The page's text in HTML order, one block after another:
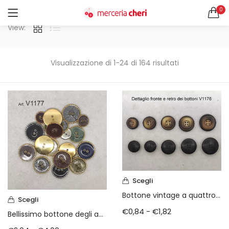
0
Ricordami
Password dimenticata?
Tutte le categorie
Accessori merceria (94)
Cesti portalavoro (8)
Aghi e spilli (24)
Applicazioni (26)
Borse (6)
Bottoni Vintage (204)
Lotti di Bottoni vintage (27)
Bottoni/alamari/automatici (46)
Alamari (5)
Visualizzazione di 1-24 di 164 risultati
View:
Scegli
Bellissimo bottone degli anni 80
Scegli
Bottone vintage a quattro fori anni 80
€0,84 - €1,82